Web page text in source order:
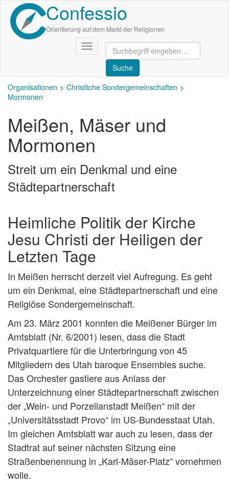
Direkt
zum
Inhalt
Confessio
Orientierung auf dem Markt der Religionen
Navigation
aktivieren/deaktivieren
Organisationen
Christliche Sondergemeinschaften
Mormonen
Meißen, Mäser und
Mormonen
Streit um ein Denkmal und eine
Städtepartnerschaft
Heimliche Politik der Kirche
Jesu Christi der Heiligen der
Letzten Tage
In Meißen herrscht derzeit viel Aufregung. Es geht
um ein Denkmal, eine Städtepartnerschaft und eine
Religiöse Sondergemeinschaft.
Am 23. März 2001 konnten die Meißener Bürger im
Amtsblatt (Nr. 6/2001) lesen, dass die Stadt
Privatquartiere für die Unterbringung von 45
Mitgliedern des Utah baroque Ensembles suche.
Das Orchester gastiere aus Anlass der
Unterzeichnung einer Städtepartnerschaft zwischen
der „Wein- und Porzellanstadt Meißen“ mit der
„Universitätsstadt Provo“ im US-Bundesstaat Utah.
Im gleichen Amtsblatt war auch zu lesen, dass der
Stadtrat auf seiner nächsten Sitzung eine
Straßenbenennung in „Karl-Mäser-Platz“ vornehmen
wolle.